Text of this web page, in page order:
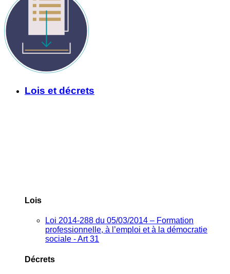
Lois et décrets
Lois
Loi 2014-288 du 05/03/2014 – Formation
professionnelle, à l’emploi et à la démocratie
sociale - Art 31
Décrets